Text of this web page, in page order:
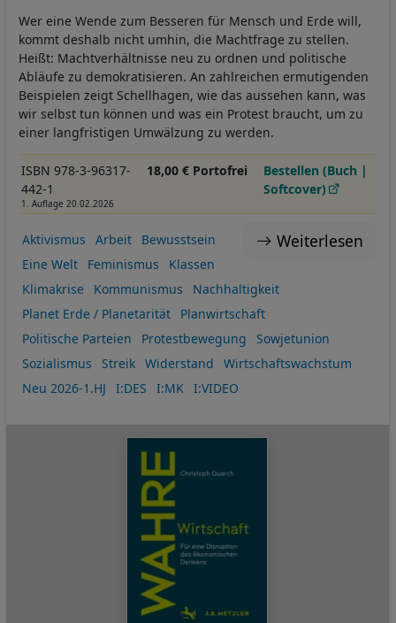
Wer eine Wende zum Besseren für Mensch und Erde will,
kommt deshalb nicht umhin, die Machtfrage zu stellen.
Heißt: Machtverhältnisse neu zu ordnen und politische
Abläufe zu demokratisieren. An zahlreichen ermutigenden
Beispielen zeigt Schellhagen, wie das aussehen kann, was
wir selbst tun können und was ein Protest braucht, um zu
einer langfristigen Umwälzung zu werden.
ISBN 978-3-96317-
442-1
1. Auflage 20.02.2026
18,00 € Portofrei
Bestellen (Buch |
Softcover)
Weiterlesen
Aktivismus Arbeit
Bewusstsein
Eine Welt
Feminismus
Klassen
Klimakrise
Kommunismus
Nachhaltigkeit
Planet Erde / Planetarität
Planwirtschaft
Politische Parteien
Protestbewegung
Sowjetunion
Sozialismus
Streik Widerstand
Wirtschaftswachstum
Neu 2026-1.HJ
I:DES I:MK I:VIDEO